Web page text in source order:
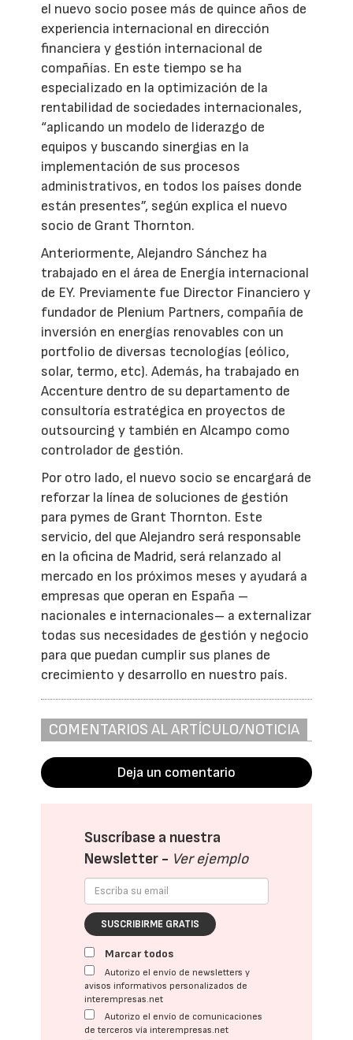
el nuevo socio posee más de quince años de
experiencia internacional en dirección
financiera y gestión internacional de
compañías. En este tiempo se ha
especializado en la optimización de la
rentabilidad de sociedades internacionales,
“aplicando un modelo de liderazgo de
equipos y buscando sinergias en la
implementación de sus procesos
administrativos, en todos los países donde
están presentes”, según explica el nuevo
socio de Grant Thornton.
Anteriormente, Alejandro Sánchez ha
trabajado en el área de Energía internacional
de EY. Previamente fue Director Financiero y
fundador de Plenium Partners, compañía de
inversión en energías renovables con un
portfolio de diversas tecnologías (eólico,
solar, termo, etc). Además, ha trabajado en
Accenture dentro de su departamento de
consultoría estratégica en proyectos de
outsourcing y también en Alcampo como
controlador de gestión.
Por otro lado, el nuevo socio se encargará de
reforzar la línea de soluciones de gestión
para pymes de Grant Thornton. Este
servicio, del que Alejandro será responsable
en la oficina de Madrid, será relanzado al
mercado en los próximos meses y ayudará a
empresas que operan en España –
nacionales e internacionales– a externalizar
todas sus necesidades de gestión y negocio
para que puedan cumplir sus planes de
crecimiento y desarrollo en nuestro país.
COMENTARIOS AL ARTÍCULO/NOTICIA
Deja un comentario
Suscríbase a nuestra
Newsletter - Ver ejemplo
SUSCRIBIRME GRATIS
Marcar todos
Autorizo el envío de newsletters y
avisos informativos personalizados de
interempresas.net
Autorizo el envío de comunicaciones
de terceros vía interempresas.net